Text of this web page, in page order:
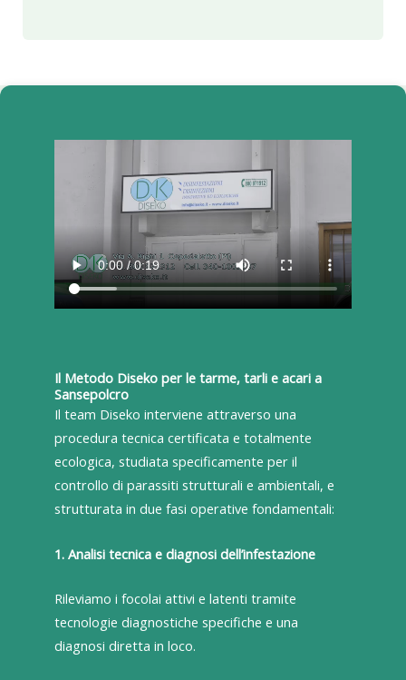
Il Metodo Diseko per le tarme, tarli e acari a
Sansepolcro
Il team Diseko interviene attraverso una
procedura tecnica certificata e totalmente
ecologica, studiata specificamente per il
controllo di parassiti strutturali e ambientali, e
strutturata in due fasi operative fondamentali:
1. Analisi tecnica e diagnosi dell’infestazione
Rileviamo i focolai attivi e latenti tramite
tecnologie diagnostiche specifiche e una
diagnosi diretta in loco.